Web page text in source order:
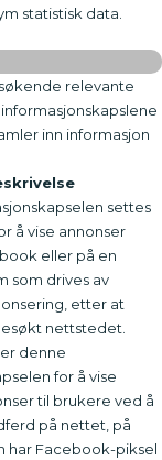
statistisk data.
relevante
inn informasjon
settes
å vise annonser
eller på en
som drives av
etter at
nettstedet.
denne
for å vise
til brukere ved å
på nettet, på
har Facebook-piksel